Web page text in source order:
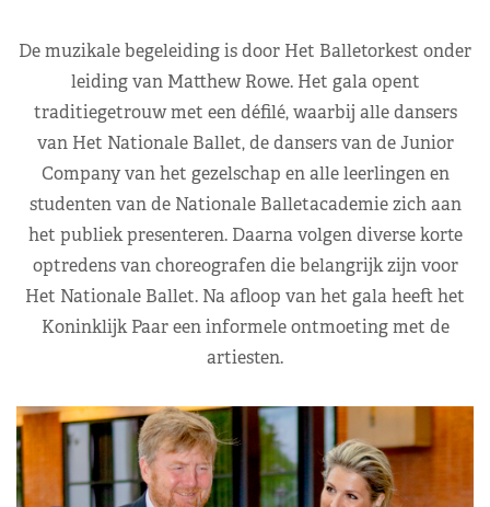
De muzikale begeleiding is door Het Balletorkest onder
leiding van Matthew Rowe. Het gala opent
traditiegetrouw met een défilé, waarbij alle dansers
van Het Nationale Ballet, de dansers van de Junior
Company van het gezelschap en alle leerlingen en
studenten van de Nationale Balletacademie zich aan
het publiek presenteren. Daarna volgen diverse korte
optredens van choreografen die belangrijk zijn voor
Het Nationale Ballet. Na afloop van het gala heeft het
Koninklijk Paar een informele ontmoeting met de
artiesten.